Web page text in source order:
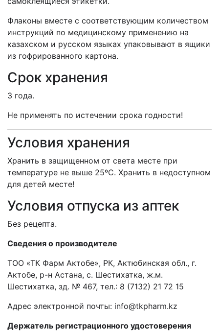
Флаконы вместе с соответствующим количеством
инструкций по медицинскому применению на
казахском и русском языках упаковывают в ящики
из гофрированного картона.
Срок хранения
3 года.
Не применять по истечении срока годности!
Условия хранения
Хранить в защищенном от света месте при
температуре не выше 25ºС. Хранить в недоступном
для детей месте!
Условия отпуска из аптек
Без рецепта.
Сведения о производителе
ТОО «ТК Фарм Актобе», РК, Актюбинская обл., г.
Актобе, р-н Астана, с. Шестихатка, ж.м.
Шестихатка, зд. № 467, тел.: 8 (7132) 21 72 15
Адрес электронной почты: info@tkpharm.kz
Держатель регистрационного удостоверения